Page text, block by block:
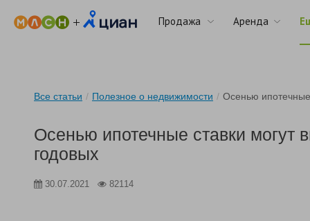
Продажа Аренда
Все статьи / Полезное о недвижимости / Осенью ипотечные
Осенью ипотечные ставки могут
годовых
30.07.2021 82114